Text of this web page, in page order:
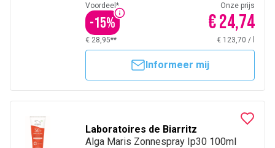
Voordeel*
-15%
Onze prijs
€ 24,74
€ 28,95** € 123,70 /
Informeer mij
Laboratoires de Biarritz
Alga Maris Zonnespray Ip30 100ml